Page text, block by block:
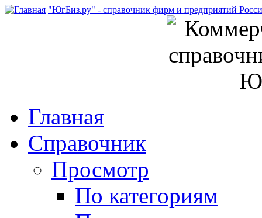
"ЮгБиз.ру" - справочник фирм и предприятий
Главная
Справочник
Просмотр
По категориям